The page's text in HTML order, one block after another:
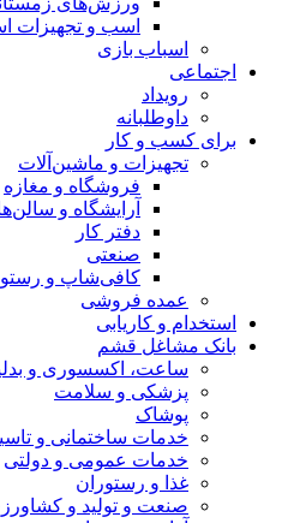
اسب و تجهیزات
اسباب‌ بازی
اجتماعی
رویداد
داوطلبانه
برای کسب و کار
تجهیزات و ماشین‌آلات
فروشگاه و مغازه
آرایشگاه و
دفتر کار
صنعتی
کافی‌شاپ و
عمده فروشی
استخدام و کاریابی
بانک مشاغل قشم
ساعت، اکسسوری و
پزشکی و سلامت
پوشاک
خدمات ساختمانی و
خدمات عمومی و دولتی
غذا و رستوران
صنعت و تولید و